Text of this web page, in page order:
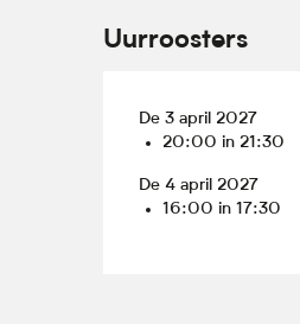
Uurroosters
De 3 april 2027
20:00 in 21:30
De 4 april 2027
16:00 in 17:30